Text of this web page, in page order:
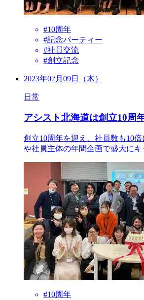
#10周年
#記念パーティー
#社員交流
#創立記念
2023年02月09日（木）
日常
アシスト北海道は創立10周
創立10周年を迎え、社員数も10
や社員主体の年間企画で盛大にキ
#10周年